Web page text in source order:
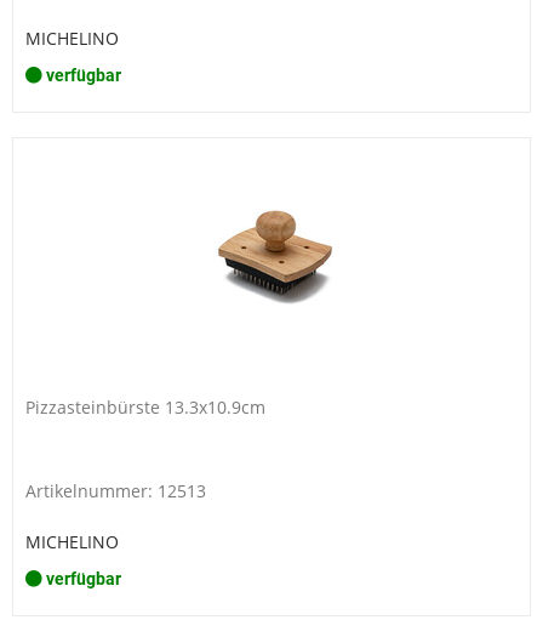
MICHELINO
verfügbar
Pizzasteinbürste 13.3x10.9cm
Artikelnummer: 12513
MICHELINO
verfügbar